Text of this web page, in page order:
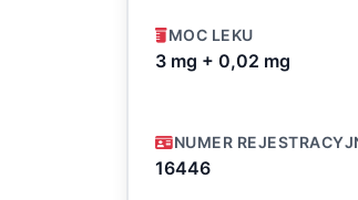
MOC LEKU
3 mg + 0,02 mg
NUMER
16446